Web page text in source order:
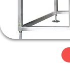
НАС
ФАБРИКИ